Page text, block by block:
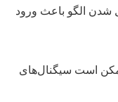
شدن الگو باعث ورود
ممکن است سیگنال‌های